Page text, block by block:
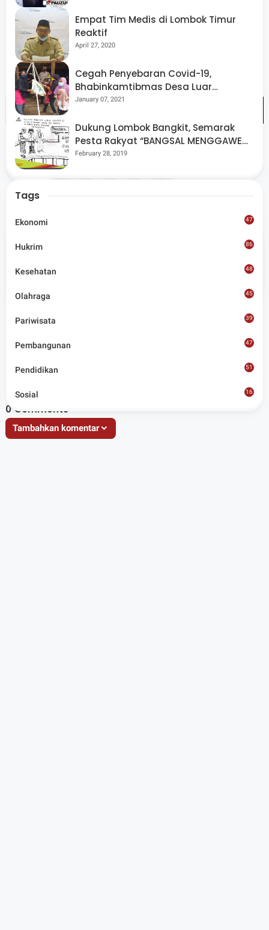
pinjaman Bank Dunia (World Bank) sebesar Rp. 125
miliar. Proyek tersebut direncanakan selesai
pembangunannya pada bulan Maret 2024 mendatang.
(dune)
Share
Artikel Terkait
0 Comments
Tambahkan komentar
Empat Tim Medis di Lombok Timur
Reaktif
April 27, 2020
Cegah Penyebaran Covid-19,
Bhabinkamtibmas Desa Luar
Pantau Kegiatan Posyandu
January 07, 2021
Dukung Lombok Bangkit, Semarak
Pesta Rakyat “BANGSAL MENGGAWE”
Kembali Digelar Para Seniman Di
February 28, 2019
Tags
Ekonomi 47
Hukrim 86
Kesehatan 48
Olahraga 45
Pariwisata 39
Pembangunan 47
Pendidikan 51
Sosial
16